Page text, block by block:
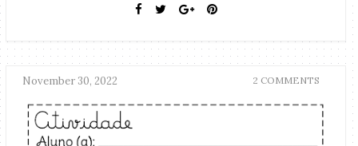
November 30, 2022 2 COMMENTS